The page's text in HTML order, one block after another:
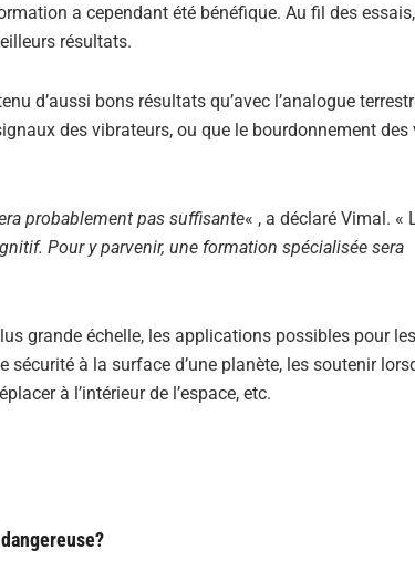
a cependant été bénéfique. Au fil des
résultats.
d’aussi bons résultats qu’avec l’analogue
des vibrateurs, ou que le bourdonnement des
probablement pas suffisante« , a déclaré Vimal. «
Pour y parvenir, une formation spécialisée sera
grande échelle, les applications possibles pour
à la surface d’une planète, les soutenir
à l’intérieur de l’espace, etc.